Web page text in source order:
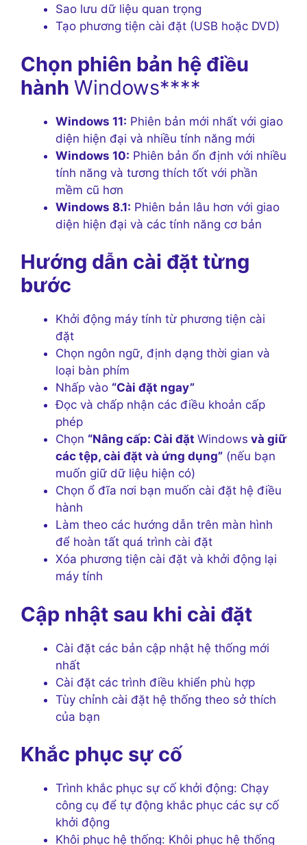
Sao lưu dữ liệu quan trọng
Tạo phương tiện cài đặt (USB hoặc DVD)
Chọn phiên bản hệ điều
hành Windows****
Windows 11: Phiên bản mới nhất với giao
diện hiện đại và nhiều tính năng mới
Windows 10: Phiên bản ổn định với nhiều
tính năng và tương thích tốt với phần
mềm cũ hơn
Windows 8.1: Phiên bản lâu hơn với giao
diện hiện đại và các tính năng cơ bản
Hướng dẫn cài đặt từng
bước
Khởi động máy tính từ phương tiện cài
đặt
Chọn ngôn ngữ, định dạng thời gian và
loại bàn phím
Nhấp vào “Cài đặt ngay”
Đọc và chấp nhận các điều khoản cấp
phép
Chọn “Nâng cấp: Cài đặt Windows và giữ
các tệp, cài đặt và ứng dụng” (nếu bạn
muốn giữ dữ liệu hiện có)
Chọn ổ đĩa nơi bạn muốn cài đặt hệ điều
hành
Làm theo các hướng dẫn trên màn hình
để hoàn tất quá trình cài đặt
Xóa phương tiện cài đặt và khởi động lại
máy tính
Cập nhật sau khi cài đặt
Cài đặt các bản cập nhật hệ thống mới
nhất
Cài đặt các trình điều khiển phù hợp
Tùy chỉnh cài đặt hệ thống theo sở thích
của bạn
Khắc phục sự cố
Trình khắc phục sự cố khởi động: Chạy
công cụ để tự động khắc phục các sự cố
khởi động
Khôi phục hệ thống: Khôi phục hệ thống